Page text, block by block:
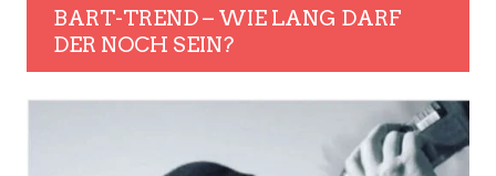
BART-TREND – WIE LANG DARF
DER NOCH SEIN?